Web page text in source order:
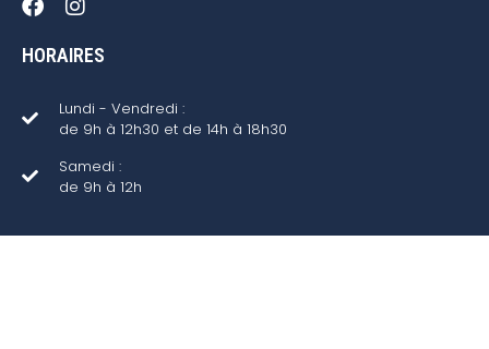
HORAIRES
Lundi - Vendredi :
de 9h à 12h30 et de 14h à 18h30
Samedi :
de 9h à 12h